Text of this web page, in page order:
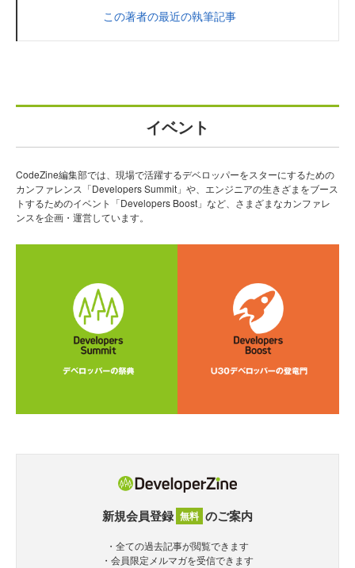
この著者の最近の執筆記事
イベント
CodeZine編集部では、現場で活躍するデベロッパーをスターにするための
カンファレンス「Developers Summit」や、エンジニアの生きざまをブース
トするためのイベント「Developers Boost」など、さまざまなカンファレ
ンスを企画・運営しています。
新規会員登録 無料 のご案内
・全ての過去記事が閲覧できます
・会員限定メルマガを受信できます